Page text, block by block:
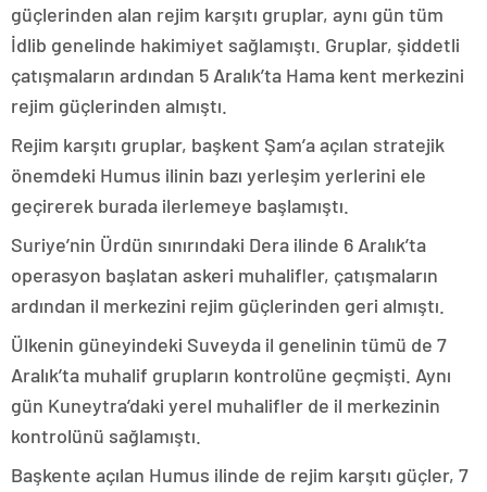
güçlerinden alan rejim karşıtı gruplar, aynı gün tüm
İdlib genelinde hakimiyet sağlamıştı. Gruplar, şiddetli
çatışmaların ardından 5 Aralık’ta Hama kent merkezini
rejim güçlerinden almıştı.
Rejim karşıtı gruplar, başkent Şam’a açılan stratejik
önemdeki Humus ilinin bazı yerleşim yerlerini ele
geçirerek burada ilerlemeye başlamıştı.
Suriye’nin Ürdün sınırındaki Dera ilinde 6 Aralık’ta
operasyon başlatan askeri muhalifler, çatışmaların
ardından il merkezini rejim güçlerinden geri almıştı.
Ülkenin güneyindeki Suveyda il genelinin tümü de 7
Aralık’ta muhalif grupların kontrolüne geçmişti. Aynı
gün Kuneytra’daki yerel muhalifler de il merkezinin
kontrolünü sağlamıştı.
Başkente açılan Humus ilinde de rejim karşıtı güçler, 7